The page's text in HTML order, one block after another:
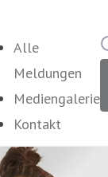
Alle
Meldungen
Mediengalerie
Kontakt